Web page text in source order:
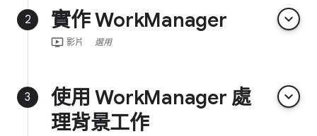
2 實作 WorkManager keyboard_arrow_down
ondemand_video 影片 選用
3
使用 WorkManager 處
理背景工作
keyboard_arrow_down